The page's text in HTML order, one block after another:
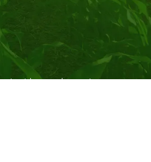
les rendements.